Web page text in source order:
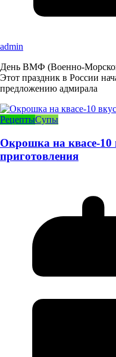
admin
День ВМФ (Военно-
Этот праздник в России
предложению адмирала
РецептыСупы
Окрошка на квасе-10
приготовления